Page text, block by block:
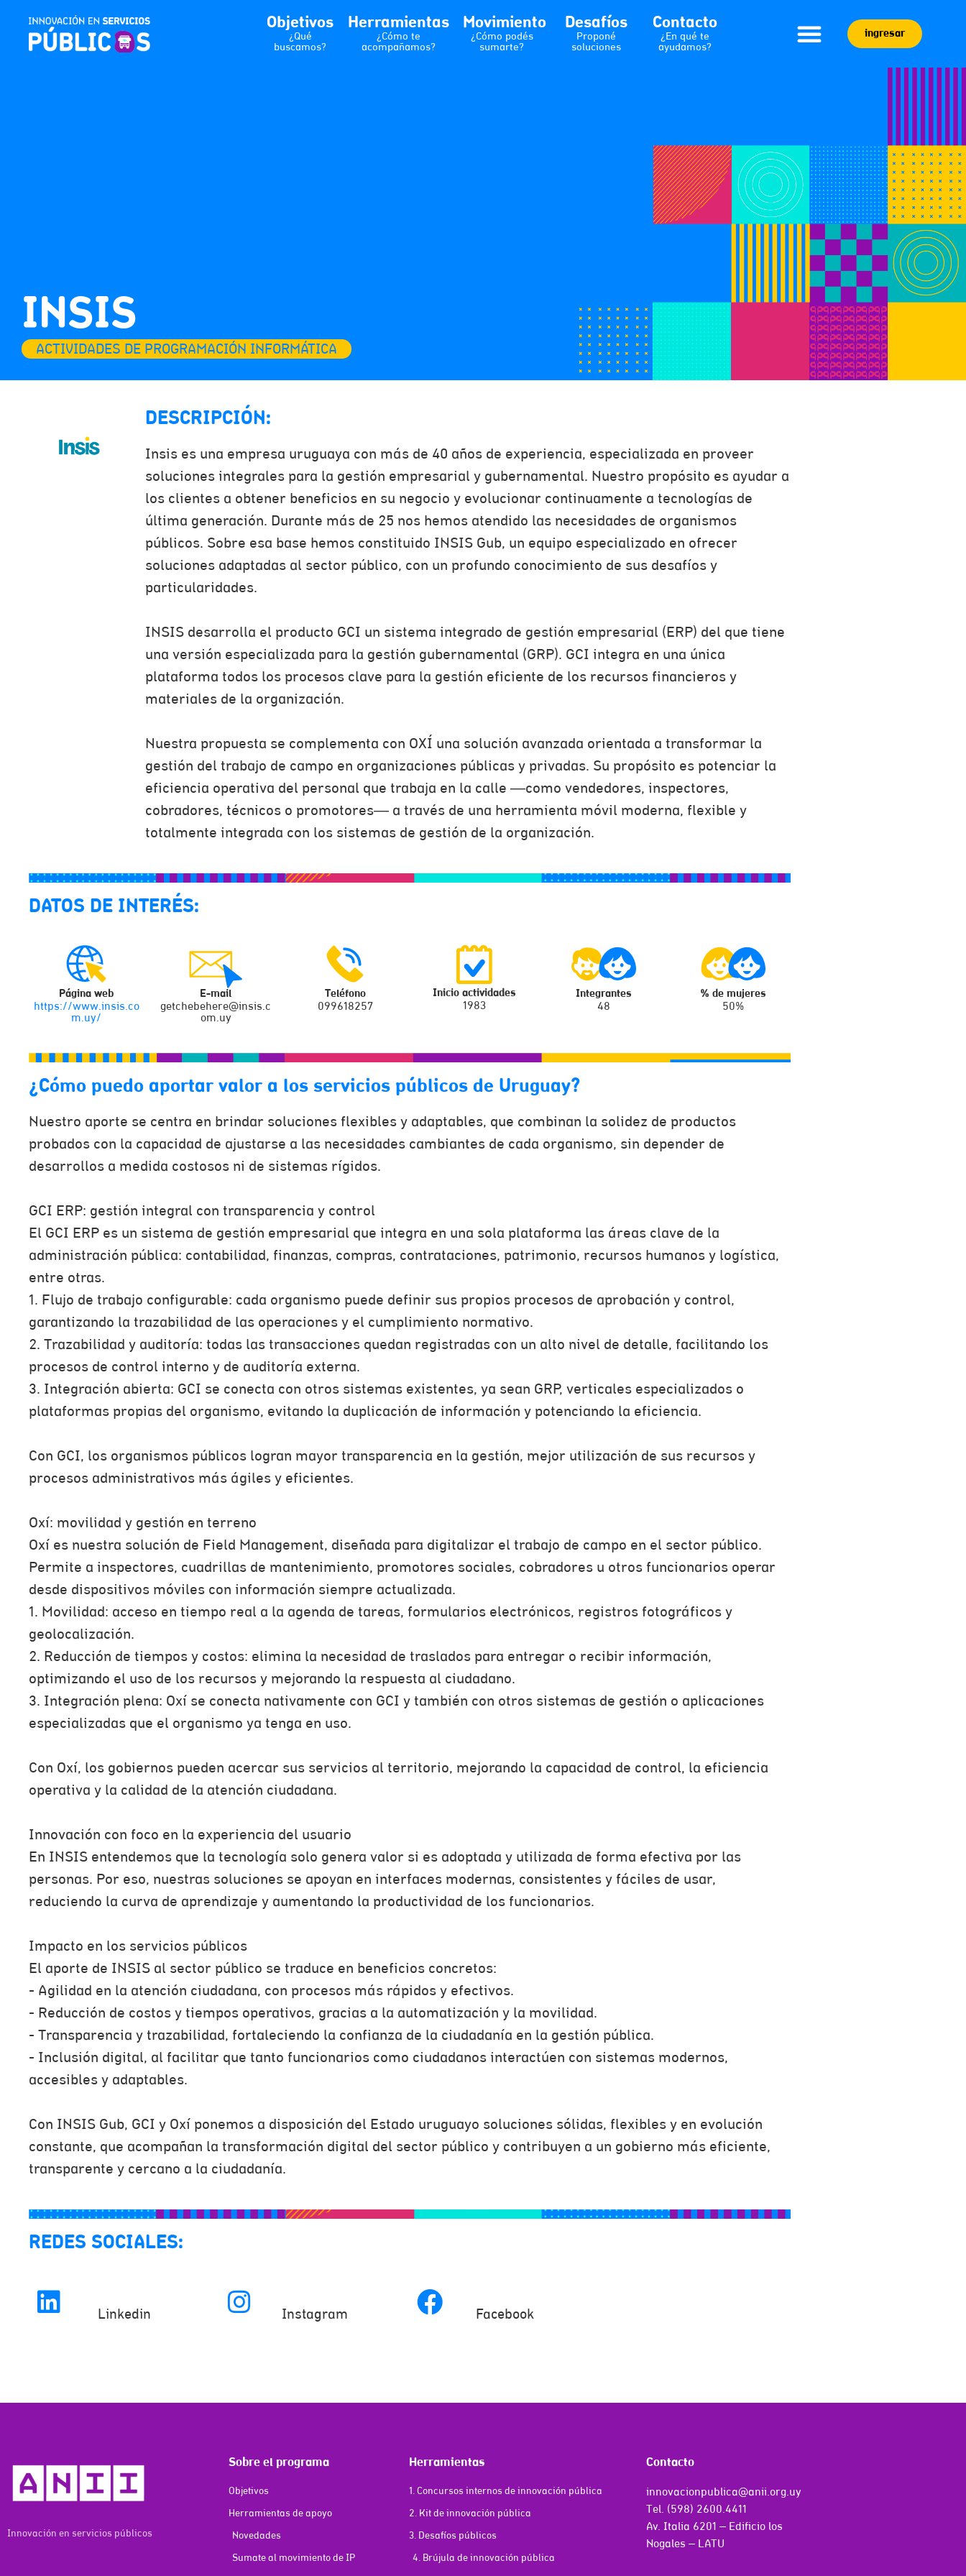
Objetivos
¿Qué
buscamos?
Herramientas
¿Cómo te
acompañamos?
Movimiento
¿Cómo podés
sumarte?
Desafíos
Proponé
soluciones
Contacto
¿En qué te
ayudamos?
ingresar
INSIS
ACTIVIDADES DE PROGRAMACIÓN INFORMÁTICA
DESCRIPCIÓN:
Insis es una empresa uruguaya con más de 40 años de experiencia, especializada en proveer
soluciones integrales para la gestión empresarial y gubernamental. Nuestro propósito es ayudar a
los clientes a obtener beneficios en su negocio y evolucionar continuamente a tecnologías de
última generación. Durante más de 25 nos hemos atendido las necesidades de organismos
públicos. Sobre esa base hemos constituido INSIS Gub, un equipo especializado en ofrecer
soluciones adaptadas al sector público, con un profundo conocimiento de sus desafíos y
particularidades.
INSIS desarrolla el producto GCI un sistema integrado de gestión empresarial (ERP) del que tiene
una versión especializada para la gestión gubernamental (GRP). GCI integra en una única
plataforma todos los procesos clave para la gestión eficiente de los recursos financieros y
materiales de la organización.
Nuestra propuesta se complementa con OXÍ una solución avanzada orientada a transformar la
gestión del trabajo de campo en organizaciones públicas y privadas. Su propósito es potenciar la
eficiencia operativa del personal que trabaja en la calle —como vendedores, inspectores,
cobradores, técnicos o promotores— a través de una herramienta móvil moderna, flexible y
totalmente integrada con los sistemas de gestión de la organización.
DATOS DE INTERÉS:
Página web
https://www.insis.co
m.uy/
E-mail
getchebehere@insis.c
om.uy
Teléfono
099618257
Inicio actividades
1983
Integrantes
48
% de mujeres
50%
¿Cómo puedo aportar valor a los servicios públicos de Uruguay?
Nuestro aporte se centra en brindar soluciones flexibles y adaptables, que combinan la solidez de productos
probados con la capacidad de ajustarse a las necesidades cambiantes de cada organismo, sin depender de
desarrollos a medida costosos ni de sistemas rígidos.
GCI ERP: gestión integral con transparencia y control
El GCI ERP es un sistema de gestión empresarial que integra en una sola plataforma las áreas clave de la
administración pública: contabilidad, finanzas, compras, contrataciones, patrimonio, recursos humanos y logística,
entre otras.
1. Flujo de trabajo configurable: cada organismo puede definir sus propios procesos de aprobación y control,
garantizando la trazabilidad de las operaciones y el cumplimiento normativo.
2. Trazabilidad y auditoría: todas las transacciones quedan registradas con un alto nivel de detalle, facilitando los
procesos de control interno y de auditoría externa.
3. Integración abierta: GCI se conecta con otros sistemas existentes, ya sean GRP, verticales especializados o
plataformas propias del organismo, evitando la duplicación de información y potenciando la eficiencia.
Con GCI, los organismos públicos logran mayor transparencia en la gestión, mejor utilización de sus recursos y
procesos administrativos más ágiles y eficientes.
Oxí: movilidad y gestión en terreno
Oxí es nuestra solución de Field Management, diseñada para digitalizar el trabajo de campo en el sector público.
Permite a inspectores, cuadrillas de mantenimiento, promotores sociales, cobradores u otros funcionarios operar
desde dispositivos móviles con información siempre actualizada.
1. Movilidad: acceso en tiempo real a la agenda de tareas, formularios electrónicos, registros fotográficos y
geolocalización.
2. Reducción de tiempos y costos: elimina la necesidad de traslados para entregar o recibir información,
optimizando el uso de los recursos y mejorando la respuesta al ciudadano.
3. Integración plena: Oxí se conecta nativamente con GCI y también con otros sistemas de gestión o aplicaciones
especializadas que el organismo ya tenga en uso.
Con Oxí, los gobiernos pueden acercar sus servicios al territorio, mejorando la capacidad de control, la eficiencia
operativa y la calidad de la atención ciudadana.
Innovación con foco en la experiencia del usuario
En INSIS entendemos que la tecnología solo genera valor si es adoptada y utilizada de forma efectiva por las
personas. Por eso, nuestras soluciones se apoyan en interfaces modernas, consistentes y fáciles de usar,
reduciendo la curva de aprendizaje y aumentando la productividad de los funcionarios.
Impacto en los servicios públicos
El aporte de INSIS al sector público se traduce en beneficios concretos:
- Agilidad en la atención ciudadana, con procesos más rápidos y efectivos.
- Reducción de costos y tiempos operativos, gracias a la automatización y la movilidad.
- Transparencia y trazabilidad, fortaleciendo la confianza de la ciudadanía en la gestión pública.
- Inclusión digital, al facilitar que tanto funcionarios como ciudadanos interactúen con sistemas modernos,
accesibles y adaptables.
Con INSIS Gub, GCI y Oxí ponemos a disposición del Estado uruguayo soluciones sólidas, flexibles y en evolución
constante, que acompañan la transformación digital del sector público y contribuyen a un gobierno más eficiente,
transparente y cercano a la ciudadanía.
REDES SOCIALES:
Linkedin Instagram Facebook
Innovación en servicios públicos
Sobre el programa
Objetivos
Herramientas de apoyo
Novedades
Sumate al movimiento de IP
Herramientas
1. Concursos internos de innovación pública
2. Kit de innovación pública
3. Desafíos públicos
4. Brújula de innovación pública
Contacto
innovacionpublica@anii.org.uy
Tel. (598) 2600.4411
Av. Italia 6201 – Edificio los
Nogales – LATU